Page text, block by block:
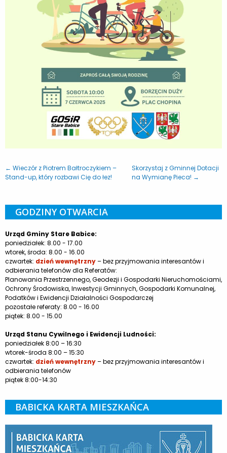
← Wieczór z Piotrem Bałtroczykiem –
Stand-up, który rozbawi Cię do łez!
Skorzystaj z Gminnej Dotacji
na Wymianę Pieca! →
GODZINY OTWARCIA
Urząd Gminy Stare Babice:
poniedziałek: 8.00 - 17.00
wtorek, środa: 8.00 - 16.00
czwartek: dzień wewnętrzny– bez przyjmowania interesantów i
odbierania telefonów dla Referatów:
Planowania Przestrzennego, Geodezji i Gospodarki Nieruchomościami,
Ochrony Środowiska, Inwestycji Gminnych, Gospodarki Komunalnej,
Podatków i Ewidencji Działalności Gospodarczej
pozostałe referaty: 8.00 - 16.00
piątek: 8.00 - 15.00
Urząd Stanu Cywilnego i Ewidencji Ludności:
poniedziałek 8:00 – 16:30
wtorek-środa 8:00 – 15:30
czwartek: dzień wewnętrzny– bez przyjmowania interesantów i
odbierania telefonów
piątek 8:00-14:30
BABICKA KARTA MIESZKAŃCA